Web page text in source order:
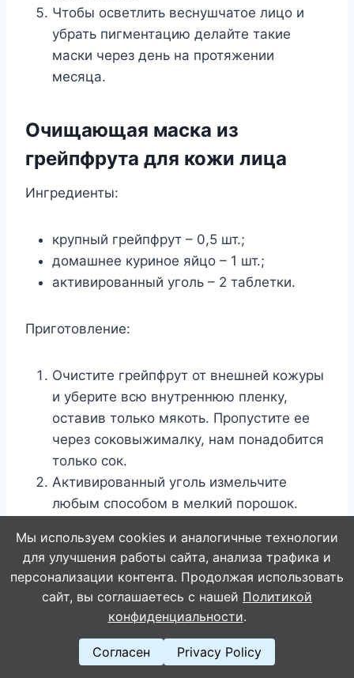
Чтобы осветлить веснушчатое лицо и
убрать пигментацию делайте такие
маски через день на протяжении
месяца.
Очищающая маска из
грейпфрута для кожи лица
Ингредиенты:
крупный грейпфрут – 0,5 шт.;
домашнее куриное яйцо – 1 шт.;
активированный уголь – 2 таблетки.
Приготовление:
Очистите грейпфрут от внешней кожуры
и уберите всю внутреннюю пленку,
оставив только мякоть. Пропустите ее
через соковыжималку, нам понадобится
только сок.
Активированный уголь измельчите
любым способом в мелкий порошок.
маски нам понадобится только желток.
Смешайте все ингредиенты в удобной
емкости до однородной кашицы густой
сметаны. Такой смеси должно хватить
помните, что домашние маски нельзя
Мы используем cookies и аналогичные технологии
для улучшения работы сайта, анализа трафика и
персонализации контента. Продолжая использовать
сайт, вы соглашаетесь с нашей Политикой
конфиденциальности.
Согласен Privacy Policy